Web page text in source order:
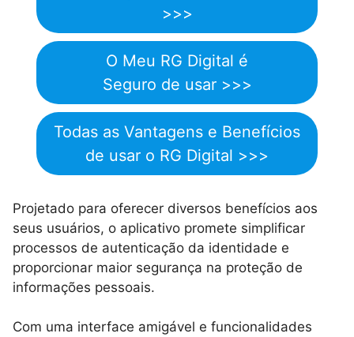
>>>
O Meu RG Digital é
Seguro de usar >>>
Todas as Vantagens e Benefícios
de usar o RG Digital >>>
Projetado para oferecer diversos benefícios aos
seus usuários, o aplicativo promete simplificar
processos de autenticação da identidade e
proporcionar maior segurança na proteção de
informações pessoais.
Com uma interface amigável e funcionalidades